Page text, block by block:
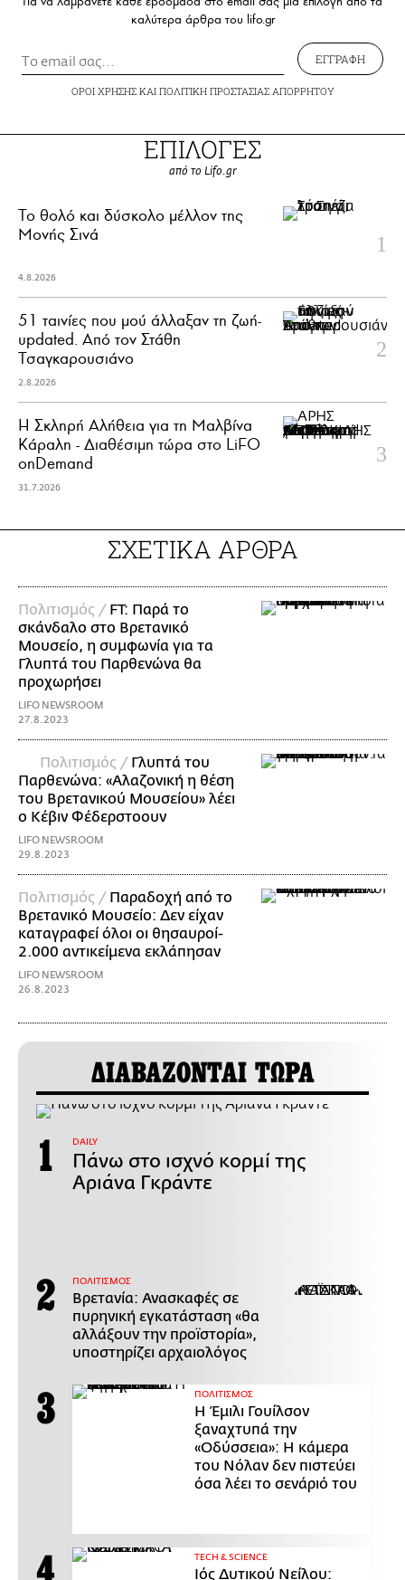
καλύτερα άρθρα του lifo.gr
ΕΓΓΡΑΦΗ
ΟΡΟΙ ΧΡΗΣΗΣΚΑΙ ΠΟΛΙΤΙΚΗ ΠΡΟΣΤΑΣΙΑΣ ΑΠΟΡΡΗΤΟΥ
ΕΠΙΛΟΓΕΣ
από το Lifo.gr
Το θολό και δύσκολο μέλλον της
Μονής Σινά
4.8.2026
51 ταινίες που μού άλλαξαν τη ζωή-
updated. Aπό τον Στάθη
Τσαγκαρουσιάνο
2.8.2026
Η Σκληρή Αλήθεια για τη Μαλβίνα
Κάραλη - Διαθέσιμη τώρα στo LiFO
onDemand
31.7.2026
ΣΧΕΤΙΚΑ ΑΡΘΡΑ
Πολιτισμός / FT: Παρά το
σκάνδαλο στο Βρετανικό
Μουσείο, η συμφωνία για τα
Γλυπτά του Παρθενώνα θα
προχωρήσει
LIFO NEWSROOM
27.8.2023
Πολιτισμός / Γλυπτά του
Παρθενώνα: «Αλαζονική η θέση
του Βρετανικού Μουσείου» λέει
ο Κέβιν Φέδερστοουν
LIFO NEWSROOM
29.8.2023
Πολιτισμός / Παραδοχή από το
Βρετανικό Μουσείο: Δεν είχαν
καταγραφεί όλοι οι θησαυροί-
2.000 αντικείμενα εκλάπησαν
LIFO NEWSROOM
26.8.2023
ΔΙΑΒΑΖΟΝΤΑΙ ΤΩΡΑ
DAILY
Πάνω στο ισχνό κορμί της
Αριάνα Γκράντε
ΠΟΛΙΤΙΣΜΟΣ
Βρετανία: Ανασκαφές σε
πυρηνική εγκατάσταση «θα
αλλάξουν την προϊστορία»,
υποστηρίζει αρχαιολόγος
ΠΟΛΙΤΙΣΜΟΣ
Η Έμιλι Γουίλσον
ξαναχτυπά την
«Οδύσσεια»: Η κάμερα
του Νόλαν δεν πιστεύει
όσα λέει το σενάριό του
ΤECH & SCIENCE
Ιός Δυτικού Νείλου: